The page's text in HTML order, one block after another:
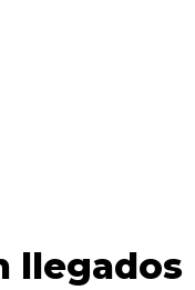
llegados